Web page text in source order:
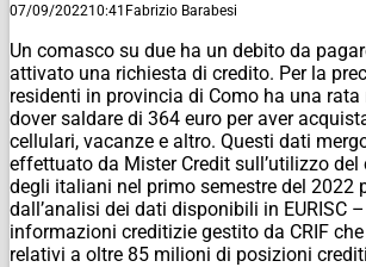
07/09/202210:41 Fabrizio Barabesi
Un comasco su due ha un debito da
attivato una richiesta di credito. Per la
residenti in provincia di Como ha una
dover saldare di 364 euro per aver
cellulari, vacanze e altro. Questi dati
effettuato da Mister Credit sull’utilizzo del
degli italiani nel primo semestre del 2022
dall’analisi dei dati disponibili in EURISC
informazioni creditizie gestito da CRIF
relativi a oltre 85 milioni di posizioni